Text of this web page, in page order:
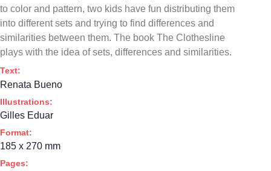
to color and pattern, two kids have fun distributing them
into different sets and trying to find differences and
similarities between them. The book The Clothesline
plays with the idea of sets, differences and similarities.
Text:
Renata Bueno
Illustrations:
Gilles Eduar
Format:
185 x 270 mm
Pages: